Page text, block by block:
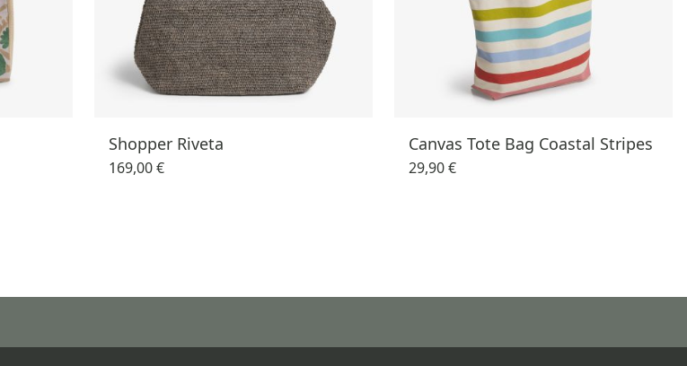
Shopper Riveta
169,00 €
Canvas Tote Bag Coastal Stripes
29,90 €